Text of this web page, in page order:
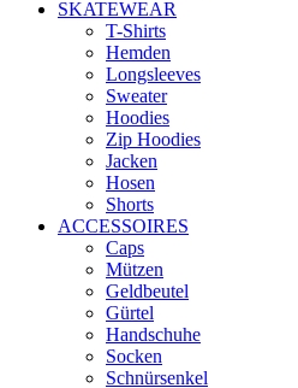
SKATEWEAR
T-Shirts
Hemden
Longsleeves
Sweater
Hoodies
Zip Hoodies
Jacken
Hosen
Shorts
ACCESSOIRES
Caps
Mützen
Geldbeutel
Gürtel
Handschuhe
Socken
Schnürsenkel